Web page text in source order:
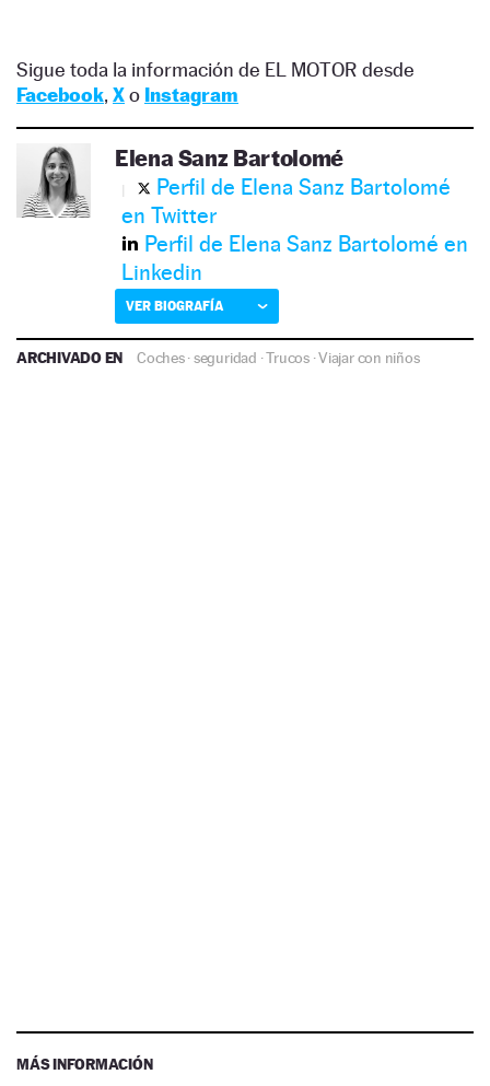
Sigue toda la información de EL MOTOR desde
Facebook, Xo Instagram
Elena Sanz Bartolomé
Perfil de Elena Sanz Bartolomé
en Twitter
Perfil de Elena Sanz Bartolomé en
Linkedin
VER BIOGRAFÍA
ARCHIVADO EN Coches·seguridad ·Trucos·Viajar con niños
MÁS INFORMACIÓN